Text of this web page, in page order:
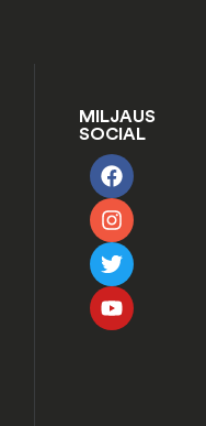
MILJAUS
SOCIAL